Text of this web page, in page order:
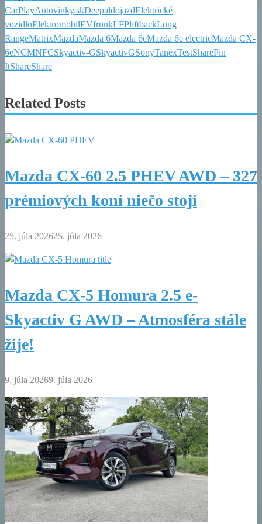
CarPlayAutovinky.skDeepaldojazdElektrické
vozidloElektromobilEVfrunkLFPliftbackLong
RangeMatrixMazdaMazda 6Mazda 6eMazda 6e electricMazda CX-
6eNCMNFCSkyactiv-GSkyactivGSonyTanexTestSharePin
ItShareShare
Related Posts
Mazda CX-60 2.5 PHEV AWD – 327
prémiových koní niečo stojí
25. júla 202625. júla 2026
Mazda CX-5 Homura 2.5 e-
Skyactiv G AWD – Atmosféra stále
žije!
9. júla 20269. júla 2026